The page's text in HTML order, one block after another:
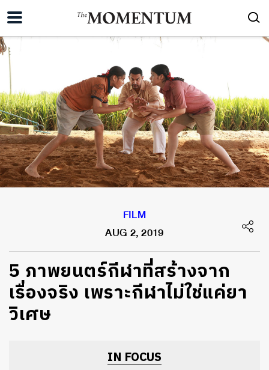
FILM
AUG 2, 2019
5 ภาพยนตร์กีฬาที่สร้างจาก
เรื่องจริง เพราะกีฬาไม่ใช่แค่ยา
วิเศษ
IN FOCUS